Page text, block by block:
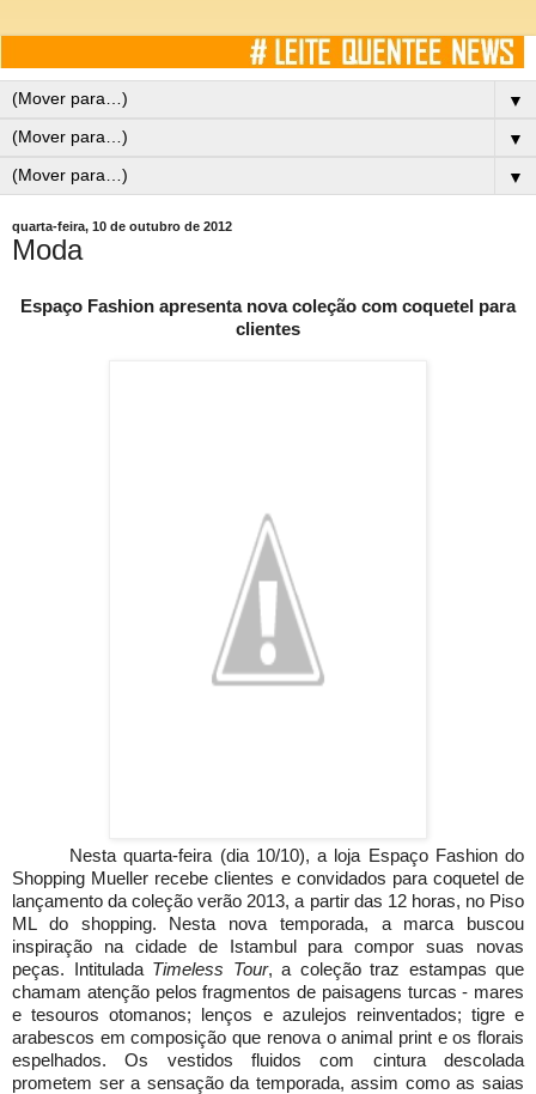
▼
▼
▼
quarta-feira, 10 de outubro de 2012
Moda
Espaço Fashion apresenta nova coleção com coquetel para
clientes
Nesta quarta-feira (dia 10/10), a loja Espaço Fashion do
Shopping Mueller recebe clientes e convidados para coquetel de
lançamento da coleção verão 2013, a partir das 12 horas, no Piso
ML do shopping. Nesta nova temporada, a marca buscou
inspiração na cidade de Istambul para compor suas novas
peças. Intitulada Timeless Tour, a coleção traz estampas que
chamam atenção pelos fragmentos de paisagens turcas - mares
e tesouros otomanos; lenços e azulejos reinventados; tigre e
arabescos em composição que renova o animal print e os florais
espelhados. Os vestidos fluidos com cintura descolada
prometem ser a sensação da temporada, assim como as saias